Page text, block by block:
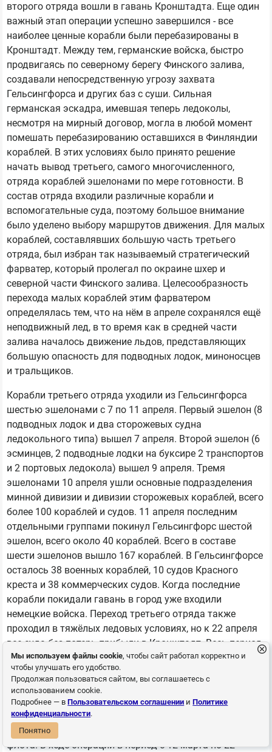
второго отряда вошли в гавань Кронштадта. Еще один
важный этап операции успешно завершился - все
наиболее ценные корабли были перебазированы в
Кронштадт. Между тем, германские войска, быстро
продвигаясь по северному берегу Финского залива,
создавали непосредственную угрозу захвата
Гельсингфорса и других баз с суши. Сильная
германская эскадра, имевшая теперь ледоколы,
несмотря на мирный договор, могла в любой момент
помешать перебазированию оставшихся в Финляндии
кораблей. В этих условиях было принято решение
начать вывод третьего, самого многочисленного,
отряда кораблей эшелонами по мере готовности. В
состав отряда входили различные корабли и
вспомогательные суда, поэтому большое внимание
было уделено выбору маршрутов движения. Для малых
кораблей, составлявших большую часть третьего
отряда, был избран так называемый стратегический
фарватер, который пролегал по окраине шхер и
северной части Финского залива. Целесообразность
перехода малых кораблей этим фарватером
определялась тем, что на нём в апреле сохранялся ещё
неподвижный лед, в то время как в средней части
залива началось движение льдов, представляющих
большую опасность для подводных лодок, миноносцев
и тральщиков.
Корабли третьего отряда уходили из Гельсингфорса
шестью эшелонами с 7 по 11 апреля. Первый эшелон (8
подводных лодок и два сторожевых судна
ледокольного типа) вышел 7 апреля. Второй эшелон (6
эсминцев, 2 подводные лодки на буксире 2 транспортов
и 2 портовых ледокола) вышел 9 апреля. Тремя
эшелонами 10 апреля ушли основные подразделения
минной дивизии и дивизии сторожевых кораблей, всего
более 100 кораблей и судов. 11 апреля последним
отдельными группами покинул Гельсингфорс шестой
эшелон, всего около 40 кораблей. Всего в составе
шести эшелонов вышло 167 кораблей. В Гельсингфорсе
осталось 38 военных кораблей, 10 судов Красного
креста и 38 коммерческих судов. Когда последние
корабли покидали гавань в город уже входили
немецкие войска. Переход третьего отряда также
проходил в тяжёлых ледовых условиях, но к 22 апреля
все суда без потерь прибыли в Кронштадт. Весь период
эвакуации флота начальник морских сил А.М.Щастный
оставался в Гельсингфорсе и руководил операцией. Он
вышел в Кронштадт на посыльном судне "Кречет" с
пятой группой судов третьего отряда. Вместе с ним на
"Кречете" находились штаб флота и Совкомбалт. Так
закончился исторический Ледовый поход Балтийского
флота. В ходе операции в период с 12 марта по 22
Мы используем файлы cookie, чтобы сайт работал корректно и
чтобы улучшать его удобство.
Продолжая пользоваться сайтом, вы соглашаетесь с
использованием cookie.
Подробнее — вПользовательском соглашении иПолитике
конфиденциальности.
Понятно